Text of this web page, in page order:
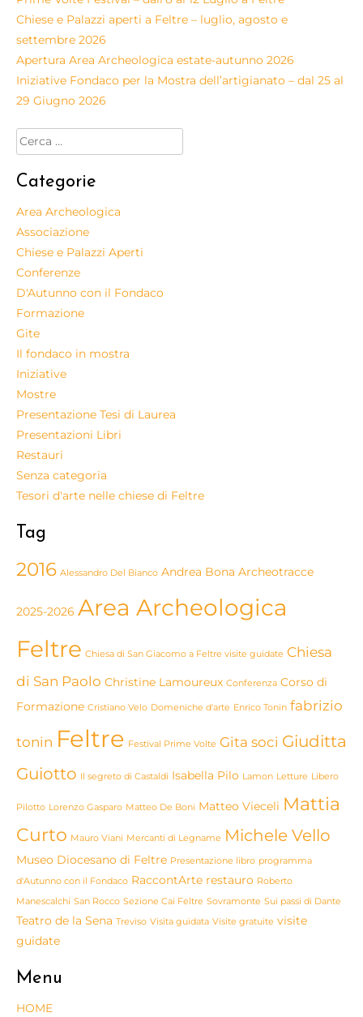
Chiese e Palazzi aperti a Feltre – luglio, agosto e
settembre 2026
Apertura Area Archeologica estate-autunno 2026
Iniziative Fondaco per la Mostra dell’artigianato – dal 25 al
29 Giugno 2026
Categorie
Area Archeologica
Associazione
Chiese e Palazzi Aperti
Conferenze
D'Autunno con il Fondaco
Formazione
Gite
Il fondaco in mostra
Iniziative
Mostre
Presentazione Tesi di Laurea
Presentazioni Libri
Restauri
Senza categoria
Tesori d'arte nelle chiese di Feltre
Tag
2016 Alessandro Del Bianco Andrea Bona Archeotracce
2025-2026 Area Archeologica
Feltre Chiesa di San Giacomo a Feltre visite guidate Chiesa
di San Paolo Christine Lamoureux Conferenza Corso di
Formazione Cristiano Velo Domeniche d'arte Enrico Tonin fabrizio
tonin Feltre Festival Prime Volte Gita soci Giuditta
Guiotto Il segreto di Castaldi Isabella Pilo Lamon Letture Libero
Pilotto Lorenzo Gasparo Matteo De Boni Matteo Vieceli Mattia
Curto Mauro Viani Mercanti di Legname Michele Vello
Museo Diocesano di Feltre Presentazione libro programma
d'Autunno con il Fondaco RaccontArte restauro Roberto
Manescalchi San Rocco Sezione Cai Feltre Sovramonte Sui passi di Dante
Teatro de la Sena Treviso Visita guidata Visite gratuite visite
guidate
Menu
HOME